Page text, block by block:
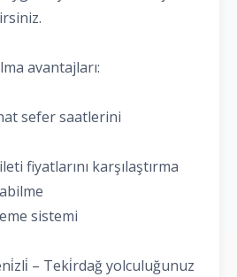
avantajları:
sefer saatlerini
fiyatlarını karşılaştırma
sistemi
– Teki̇rdağ yolculuğunuz